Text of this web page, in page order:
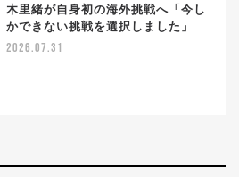
木里緒が自身初の海外挑戦へ「今し
かできない挑戦を選択しました」
2026.07.31